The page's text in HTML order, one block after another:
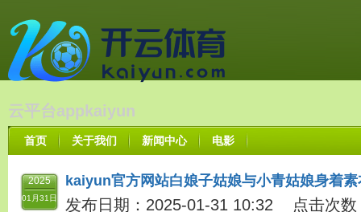
云平台appkaiyun
首页 关于我们 新闻中心 电影
2025
01月31日
kaiyun官方网站白娘子姑娘与小青姑娘身着
发布日期：2025-01-31 10:32 点击次数